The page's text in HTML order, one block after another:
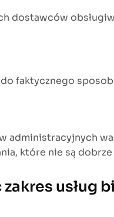
dostawców
faktycznego
administracyjnych
które nie są
usług